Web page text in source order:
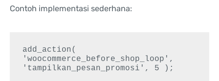
Contoh implementasi sederhana:
add_action(
'woocommerce_before_shop_loop',
'tampilkan_pesan_promosi', 5 );